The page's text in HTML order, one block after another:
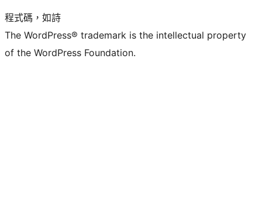
程式碼，如詩
The WordPress® trademark is the intellectual property
of the WordPress Foundation.